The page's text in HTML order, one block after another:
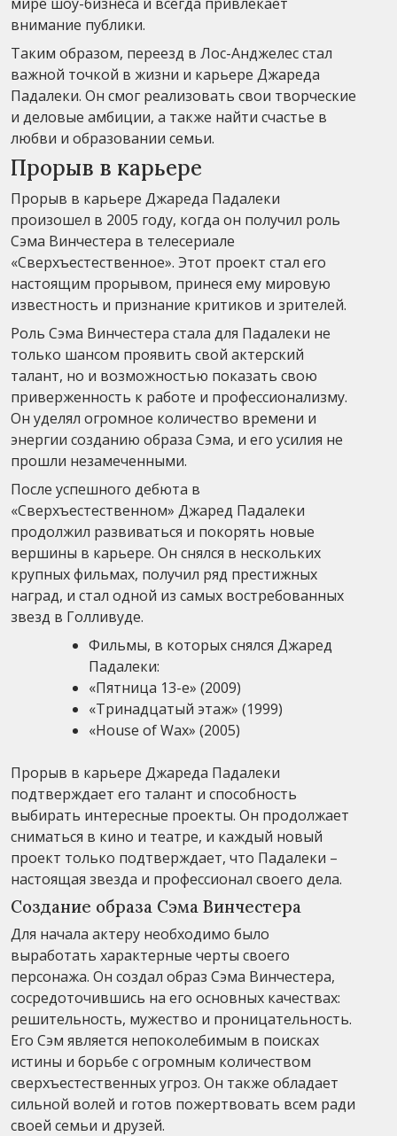
внимание публики.
Таким образом, переезд в Лос-Анджелес стал
важной точкой в жизни и карьере Джареда
Падалеки. Он смог реализовать свои творческие
и деловые амбиции, а также найти счастье в
любви и образовании семьи.
Прорыв в карьере
Прорыв в карьере Джареда Падалеки
произошел в 2005 году, когда он получил роль
Сэма Винчестера в телесериале
«Сверхъестественное». Этот проект стал его
настоящим прорывом, принеся ему мировую
известность и признание критиков и зрителей.
Роль Сэма Винчестера стала для Падалеки не
только шансом проявить свой актерский
талант, но и возможностью показать свою
приверженность к работе и профессионализму.
Он уделял огромное количество времени и
энергии созданию образа Сэма, и его усилия не
прошли незамеченными.
После успешного дебюта в
«Сверхъестественном» Джаред Падалеки
продолжил развиваться и покорять новые
вершины в карьере. Он снялся в нескольких
крупных фильмах, получил ряд престижных
наград, и стал одной из самых востребованных
звезд в Голливуде.
Фильмы, в которых снялся Джаред
Падалеки:
«Пятница 13-е» (2009)
«Тринадцатый этаж» (1999)
«House of Wax» (2005)
Прорыв в карьере Джареда Падалеки
подтверждает его талант и способность
выбирать интересные проекты. Он продолжает
сниматься в кино и театре, и каждый новый
проект только подтверждает, что Падалеки –
настоящая звезда и профессионал своего дела.
Создание образа Сэма Винчестера
Для начала актеру необходимо было
выработать характерные черты своего
персонажа. Он создал образ Сэма Винчестера,
сосредоточившись на его основных качествах:
решительность, мужество и проницательность.
Его Сэм является непоколебимым в поисках
истины и борьбе с огромным количеством
сверхъестественных угроз. Он также обладает
сильной волей и готов пожертвовать всем ради
своей семьи и друзей.